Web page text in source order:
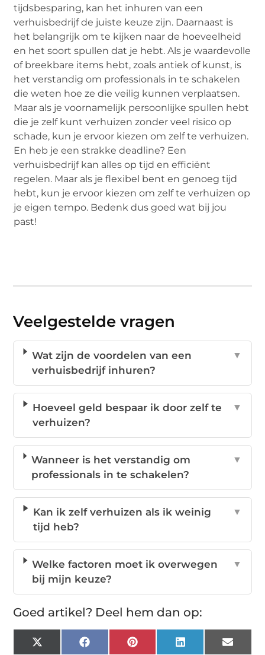
tijdsbesparing, kan het inhuren van een
verhuisbedrijf de juiste keuze zijn. Daarnaast is
het belangrijk om te kijken naar de hoeveelheid
en het soort spullen dat je hebt. Als je waardevolle
of breekbare items hebt, zoals antiek of kunst, is
het verstandig om professionals in te schakelen
die weten hoe ze die veilig kunnen verplaatsen.
Maar als je voornamelijk persoonlijke spullen hebt
die je zelf kunt verhuizen zonder veel risico op
schade, kun je ervoor kiezen om zelf te verhuizen.
En heb je een strakke deadline? Een
verhuisbedrijf kan alles op tijd en efficiënt
regelen. Maar als je flexibel bent en genoeg tijd
hebt, kun je ervoor kiezen om zelf te verhuizen op
je eigen tempo. Bedenk dus goed wat bij jou
past!
Veelgestelde vragen
Wat zijn de voordelen van een
verhuisbedrijf inhuren?
▼
Hoeveel geld bespaar ik door zelf te
verhuizen?
▼
Wanneer is het verstandig om
professionals in te schakelen?
▼
Kan ik zelf verhuizen als ik weinig
tijd heb?
▼
Welke factoren moet ik overwegen
bij mijn keuze?
▼
Goed artikel? Deel hem dan op:
X
FacebookPinterest LinkedIn Email